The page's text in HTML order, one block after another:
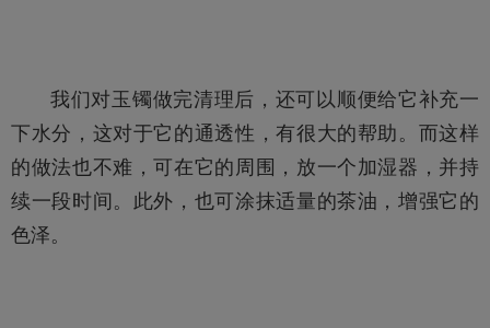
我们对玉镯做完清理后，还可以顺便给它补充一
下水分，这对于它的通透性，有很大的帮助。而这样
的做法也不难，可在它的周围，放一个加湿器，并持
续一段时间。此外，也可涂抹适量的茶油，增强它的
色泽。